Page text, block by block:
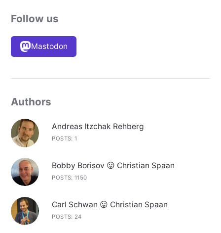
Follow us
Mastodon
Authors
Andreas Itzchak Rehberg
POSTS: 1
Bobby Borisov 😛 Christian Spaan
POSTS: 1150
Carl Schwan 😛 Christian Spaan
POSTS: 24